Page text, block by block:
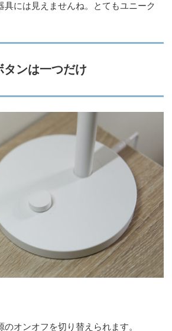
具には見えませんね。とてもユニーク
タンは一つだけ
オンオフを切り替えられます。